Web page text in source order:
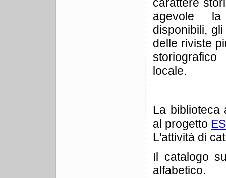
carattere
agevole la
disponibili,
delle riviste
locale.
La biblioteca
al progetto
L'attività di
Il catalogo
alfabetico.